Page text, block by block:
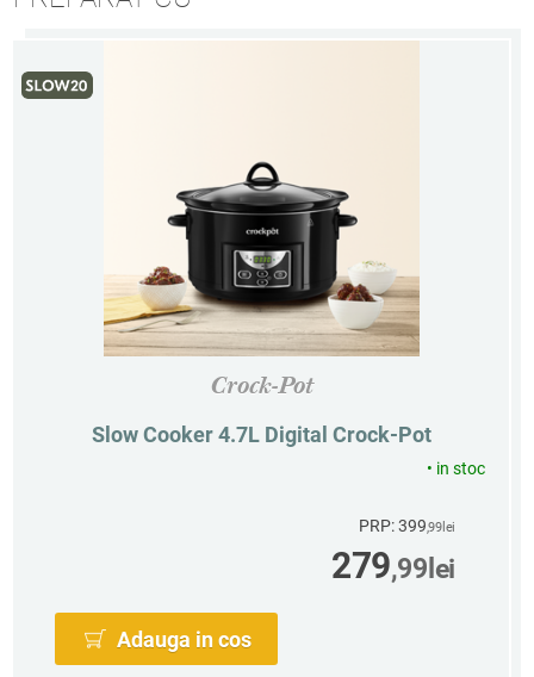
Crock-Pot
Slow Cooker 4.7L Digital Crock-Pot
• in stoc
PRP: 399,99 lei
279,99 lei
Adauga in cos